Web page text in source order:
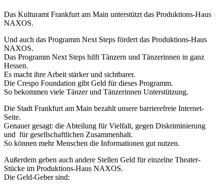
Das Kulturamt Frankfurt am Main unterstützt das Produktions-Haus
NAXOS.
Und auch das Programm Next Steps fördert das Produktions-Haus
NAXOS.
Das Programm Next Steps hilft Tänzern und Tänzerinnen in ganz
Hessen.
Es macht ihre Arbeit stärker und sichtbarer.
Die Crespo Foundation gibt Geld für dieses Programm.
So bekommen viele Tänzer und Tänzerinnen Unterstützung.
Die Stadt Frankfurt am Main bezahlt unsere barrierefreie Internet-
Seite.
Genauer gesagt: die Abteilung für Vielfalt, gegen Diskriminierung
und für gesellschaftlichen Zusammenhalt.
So können mehr Menschen die Informationen gut nutzen.
Außerdem geben auch andere Stellen Geld für einzelne Theater-
Stücke im Produktions-Haus NAXOS.
Die Geld-Geber sind: